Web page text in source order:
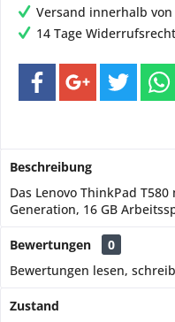
Versand innerhalb von
14 Tage Widerrufsrecht
Beschreibung
Das Lenovo ThinkPad
Generation, 16 GB
Bewertungen
0
Bewertungen lesen,
Zustand